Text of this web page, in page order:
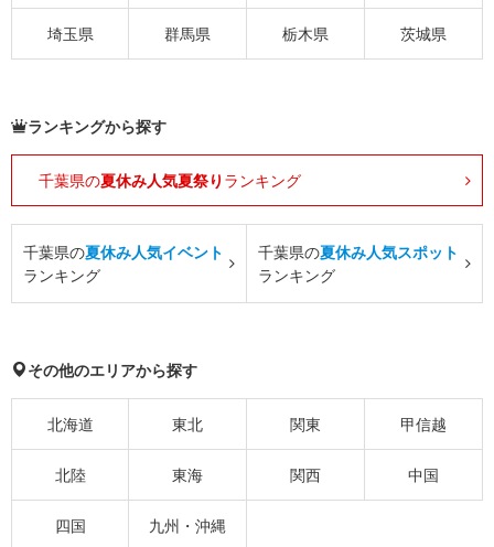
埼玉県 群馬県 栃木県 茨城県
ランキングから探す
千葉県の夏休み人気夏祭り ランキング
千葉県の夏休み人気イベント
ランキング
千葉県の夏休み人気スポット
ランキング
その他のエリアから探す
北海道 東北 関東 甲信越
北陸 東海 関西 中国
四国 九州・沖縄